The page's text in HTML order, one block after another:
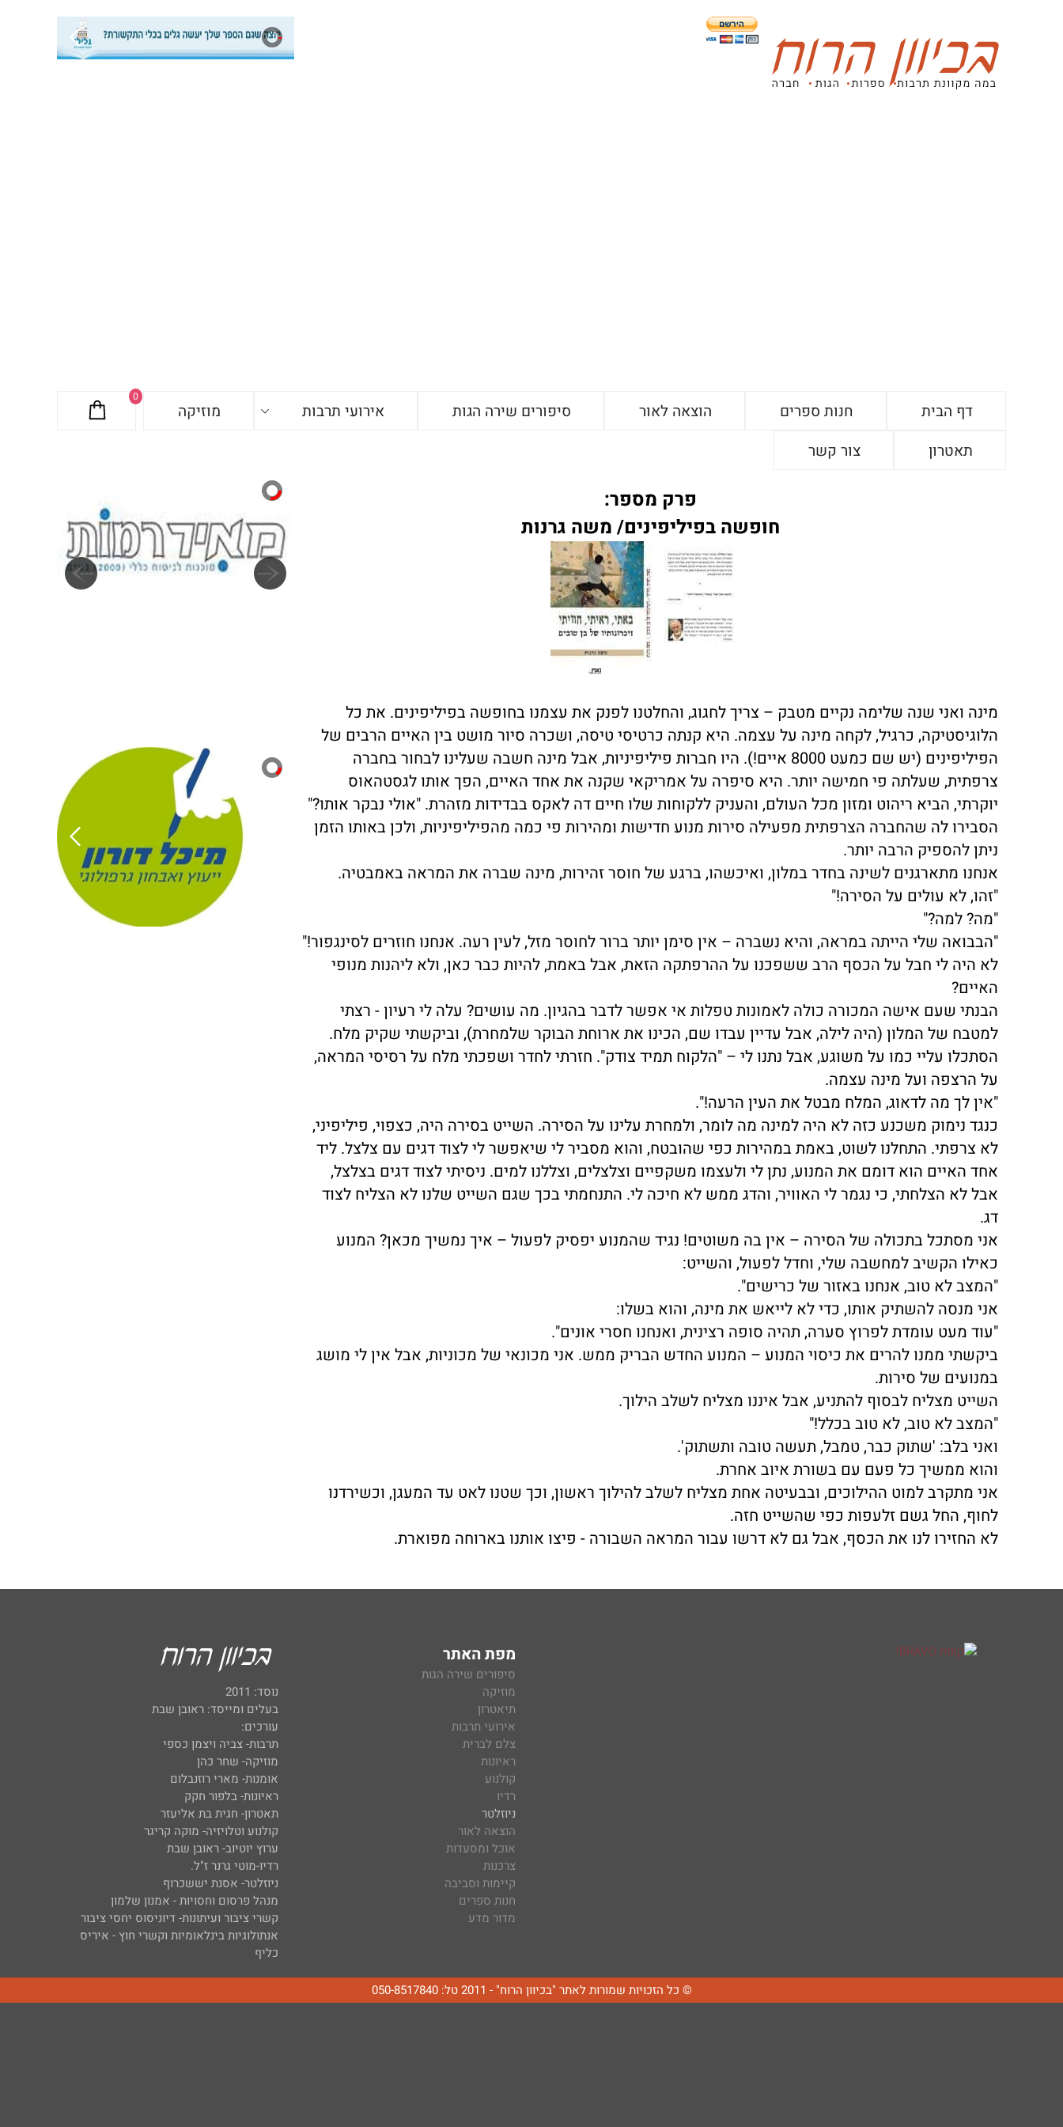
0
דף הבית חנות ספרים הוצאה לאור סיפורים שירה הגות אירועי תרבות
מוזיקה
תאטרון
צור קשר
פרק מספר:
חופשה בפיליפינים/ משה גרנות
מינה ואני שנה שלימה נקיים מטבק – צריך לחגוג, והחלטנו לפנק את עצמנו בחופשה בפיליפינים. את כל
הלוגיסטיקה, כרגיל, לקחה מינה על עצמה. היא קנתה כרטיסי טיסה, ושכרה סיור מושט בין האיים הרבים של
הפיליפינים (יש שם כמעט 8000 איים!). היו חברות פיליפיניות, אבל מינה חשבה שעלינו לבחור בחברה
צרפתית, שעלתה פי חמישה יותר. היא סיפרה על אמריקאי שקנה את אחד האיים, הפך אותו לגסטהאוס
יוקרתי, הביא ריהוט ומזון מכל העולם, והעניק ללקוחות שלו חיים דה לאקס בבדידות מזהרת. "אולי נבקר אותו?"
הסבירו לה שהחברה הצרפתית מפעילה סירות מנוע חדישות ומהירות פי כמה מהפיליפיניות, ולכן באותו הזמן
ניתן להספיק הרבה יותר.
אנחנו מתארגנים לשינה בחדר במלון, ואיכשהו, ברגע של חוסר זהירות, מינה שברה את המראה באמבטיה.
"זהו, לא עולים על הסירה!"
"מה? למה?"
"הבבואה שלי הייתה במראה, והיא נשברה – אין סימן יותר ברור לחוסר מזל, לעין רעה. אנחנו חוזרים לסינגפור!"
לא היה לי חבל על הכסף הרב ששפכנו על ההרפתקה הזאת, אבל באמת, להיות כבר כאן, ולא ליהנות מנופי
האיים?
הבנתי שעם אישה המכורה כולה לאמונות טפלות אי אפשר לדבר בהגיון. מה עושים? עלה לי רעיון - רצתי
למטבח של המלון (היה לילה, אבל עדיין עבדו שם, הכינו את ארוחת הבוקר שלמחרת), וביקשתי שקיק מלח.
הסתכלו עליי כמו על משוגע, אבל נתנו לי – "הלקוח תמיד צודק". חזרתי לחדר ושפכתי מלח על רסיסי המראה,
על הרצפה ועל מינה עצמה.
"אין לך מה לדאוג, המלח מבטל את העין הרעה!".
כנגד נימוק משכנע כזה לא היה למינה מה לומר, ולמחרת עלינו על הסירה. השייט בסירה היה, כצפוי, פיליפיני,
לא צרפתי. התחלנו לשוט, באמת במהירות כפי שהובטח, והוא מסביר לי שיאפשר לי לצוד דגים עם צלצל. ליד
אחד האיים הוא דומם את המנוע, נתן לי ולעצמו משקפיים וצלצלים, וצללנו למים. ניסיתי לצוד דגים בצלצל,
אבל לא הצלחתי, כי נגמר לי האוויר, והדג ממש לא חיכה לי. התנחמתי בכך שגם השייט שלנו לא הצליח לצוד
דג.
אני מסתכל בתכולה של הסירה – אין בה משוטים! נגיד שהמנוע יפסיק לפעול – איך נמשיך מכאן? המנוע
כאילו הקשיב למחשבה שלי, וחדל לפעול, והשייט:
"המצב לא טוב, אנחנו באזור של כרישים".
אני מנסה להשתיק אותו, כדי לא לייאש את מינה, והוא בשלו:
"עוד מעט עומדת לפרוץ סערה, תהיה סופה רצינית, ואנחנו חסרי אונים".
ביקשתי ממנו להרים את כיסוי המנוע – המנוע החדש הבריק ממש. אני מכונאי של מכוניות, אבל אין לי מושג
במנועים של סירות.
השייט מצליח לבסוף להתניע, אבל איננו מצליח לשלב הילוך.
"המצב לא טוב, לא טוב בכלל!"
ואני בלב: 'שתוק כבר, טמבל, תעשה טובה ותשתוק'.
והוא ממשיך כל פעם עם בשורת איוב אחרת.
אני מתקרב למוט ההילוכים, ובבעיטה אחת מצליח לשלב להילוך ראשון, וכך שטנו לאט עד המעגן, וכשירדנו
לחוף, החל גשם זלעפות כפי שהשייט חזה.
לא החזירו לנו את הכסף, אבל גם לא דרשו עבור המראה השבורה - פיצו אותנו בארוחה מפוארת.
מפת האתר
סיפורים שירה הגות
מוזיקה
תיאטרון
אירועי תרבות
צלם לברית
ראיונות
קולנוע
רדיו
ניוזלטר
הוצאה לאור
אוכל ומסעדות
צרכנות
קיימות וסביבה
חנות ספרים
מדור מדע
נוסד: 2011
בעלים ומייסד: ראובן שבת
עורכים:
תרבות- צביה ויצמן כספי
מוזיקה- שחר כהן
אומנות- מארי רוזנבלום
ראיונות- בלפור חקק
תאטרון- חגית בת אליעזר
קולנוע וטלויזיה- מוקה קריגר
ערוץ יוטיוב- ראובן שבת
רדיו-מוטי גרנר ז"ל.
ניוזלטר- אסנת יששכרוף
מנהל פרסום וחסויות - אמנון שלמון
קשרי ציבור ועיתונות- דיוניסוס יחסי ציבור
אנתולוגיות בינלאומיות וקשרי חוץ - איריס
כליף
© כל הזכויות שמורות לאתר "בכיוון הרוח" - 2011 טל: 050-8517840